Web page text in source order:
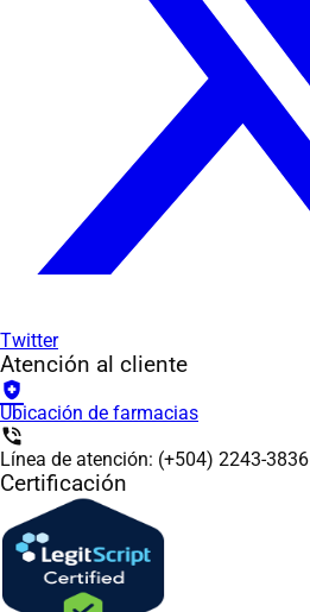
Twitter
Atención al cliente
health_and_safety
Ubicación de farmacias
phone_in_talk
Línea de atención: (+504) 2243-3836
Certificación